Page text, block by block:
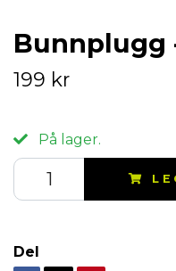
Bunnplugg
199 kr
På lager.
Del